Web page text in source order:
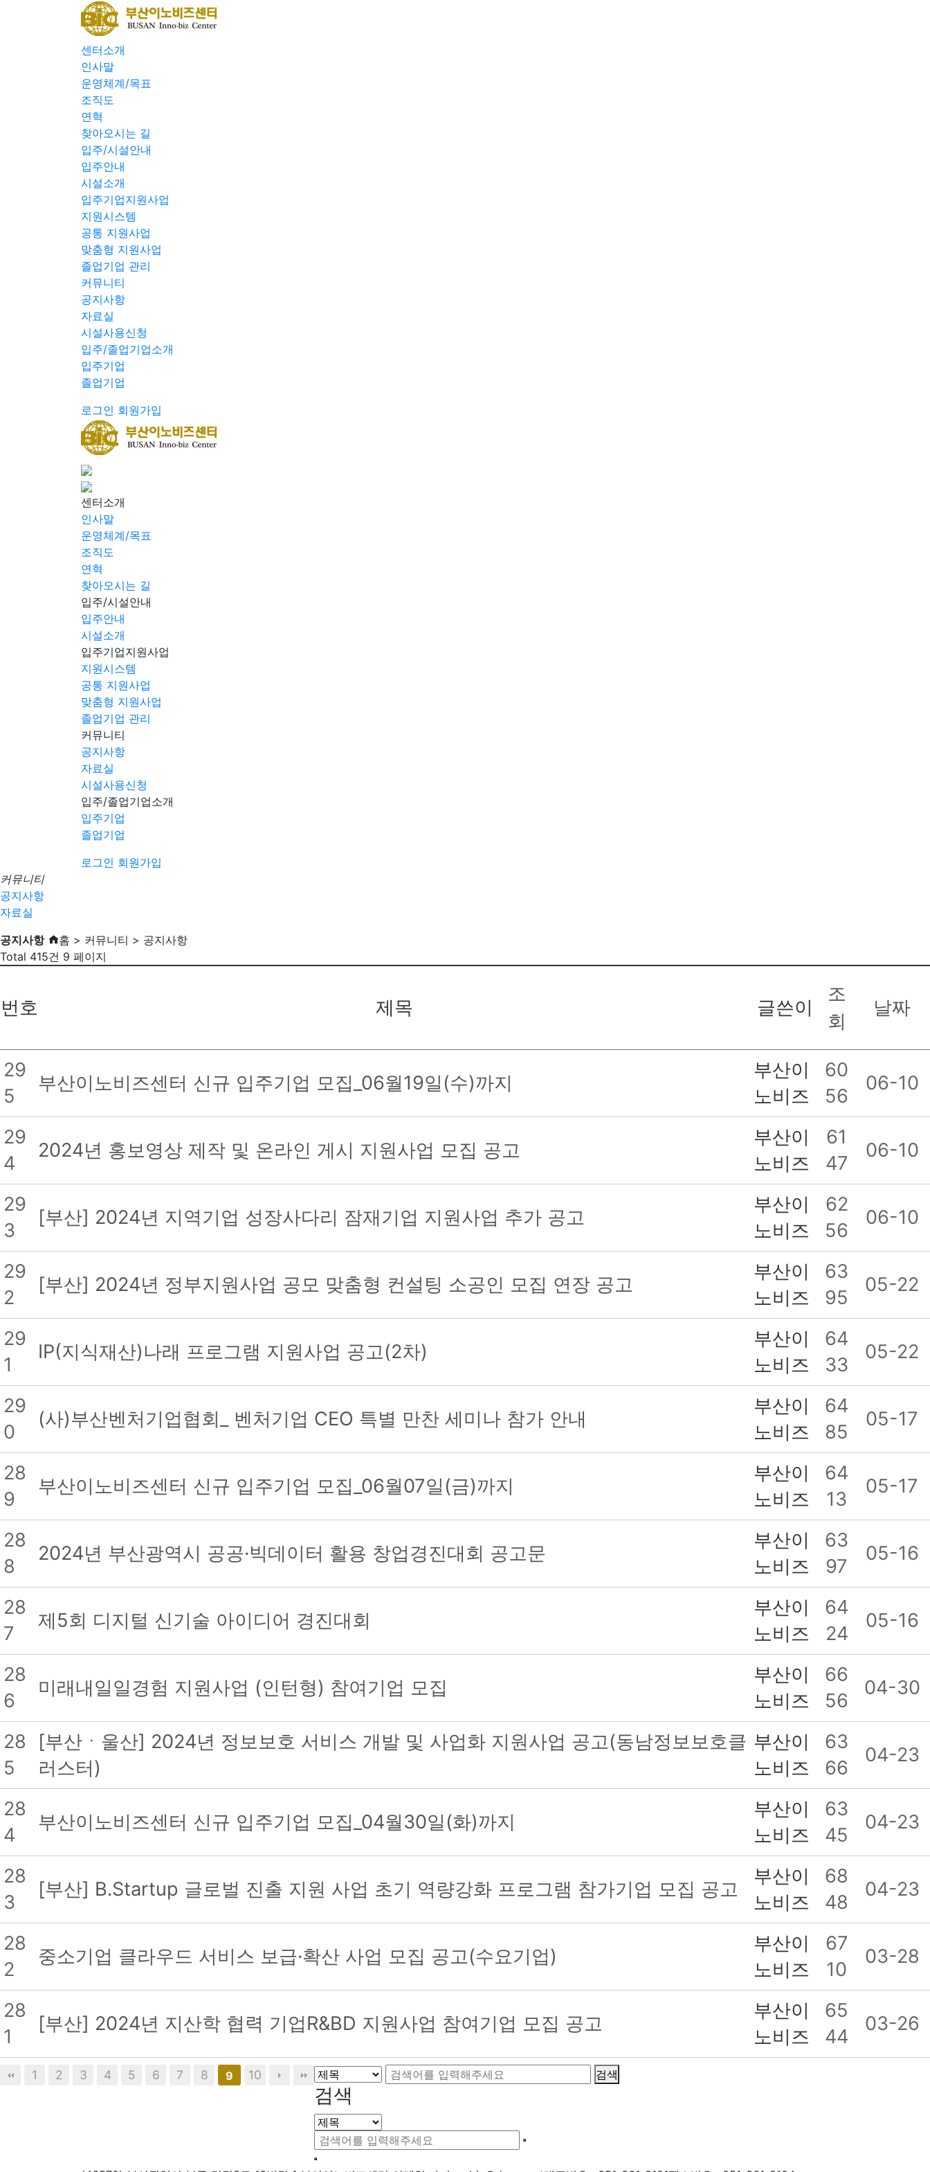
센터소개
인사말
운영체계/목표
조직도
연혁
찾아오시는 길
입주/시설안내
입주안내
시설소개
입주기업지원사업
지원시스템
공통 지원사업
맞춤형 지원사업
졸업기업 관리
커뮤니티
공지사항
자료실
시설사용신청
입주/졸업기업소개
입주기업
졸업기업
로그인 회원가입
센터소개
인사말
운영체계/목표
조직도
연혁
찾아오시는 길
입주/시설안내
입주안내
시설소개
입주기업지원사업
지원시스템
공통 지원사업
맞춤형 지원사업
졸업기업 관리
커뮤니티
공지사항
자료실
시설사용신청
입주/졸업기업소개
입주기업
졸업기업
로그인 회원가입
커뮤니티
공지사항
자료실
공지사항
홈 > 커뮤니티 > 공지사항
Total 415건 9 페이지
번호 제목 글쓴이
조
회
날짜
29
5
부산이노비즈센터 신규 입주기업 모집_06월19일(수)까지
부산이
노비즈
60
56
06-10
29
4
2024년 홍보영상 제작 및 온라인 게시 지원사업 모집 공고
부산이
노비즈
61
47
06-10
29
3
[부산] 2024년 지역기업 성장사다리 잠재기업 지원사업 추가 공고
부산이
노비즈
62
56
06-10
29
2
[부산] 2024년 정부지원사업 공모 맞춤형 컨설팅 소공인 모집 연장 공고
부산이
노비즈
63
95
05-22
29
1
IP(지식재산)나래 프로그램 지원사업 공고(2차)
부산이
노비즈
64
33
05-22
29
0
(사)부산벤처기업협회_ 벤처기업 CEO 특별 만찬 세미나 참가 안내
부산이
노비즈
64
85
05-17
28
9
부산이노비즈센터 신규 입주기업 모집_06월07일(금)까지
부산이
노비즈
64
13
05-17
28
8
2024년 부산광역시 공공·빅데이터 활용 창업경진대회 공고문
부산이
노비즈
63
97
05-16
28
7
제5회 디지털 신기술 아이디어 경진대회
부산이
노비즈
64
24
05-16
28
6
미래내일일경험 지원사업 (인턴형) 참여기업 모집
부산이
노비즈
66
56
04-30
28
5
[부산ㆍ울산] 2024년 정보보호 서비스 개발 및 사업화 지원사업 공고(동남정보보호클
러스터)
부산이
노비즈
63
66
04-23
28
4
부산이노비즈센터 신규 입주기업 모집_04월30일(화)까지
부산이
노비즈
63
45
04-23
28
3
[부산] B.Startup 글로벌 진출 지원 사업 초기 역량강화 프로그램 참가기업 모집 공고
부산이
노비즈
68
48
04-23
28
2
중소기업 클라우드 서비스 보급·확산 사업 모집 공고(수요기업)
부산이
노비즈
67
10
03-28
28
1
[부산] 2024년 지산학 협력 기업R&BD 지원사업 참여기업 모집 공고
부산이
노비즈
65
44
03-26
1 2 3 4 5 6 7 8 9 10 검색
검색